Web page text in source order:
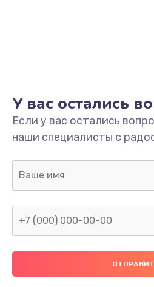
2100
2000
Ремонт
900
У вас остались
Если у вас остались
наши специалисты с